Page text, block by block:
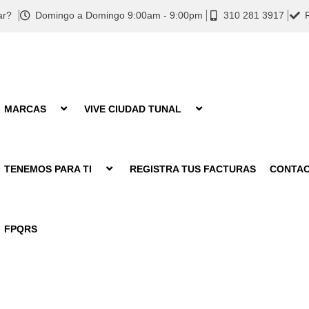
Domingo a Domingo 9:00am - 9:00pm 310 281 3917
MARCAS VIVE CIUDAD TUNAL
TENEMOS PARA TI REGISTRA TUS FACTURAS
FPQRS